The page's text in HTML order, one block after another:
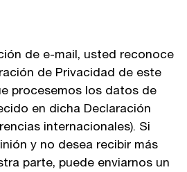
de e-mail, usted reconoce
de Privacidad de este
procesemos los datos de
en dicha Declaración
internacionales). Si
y no desea recibir más
parte, puede enviarnos un